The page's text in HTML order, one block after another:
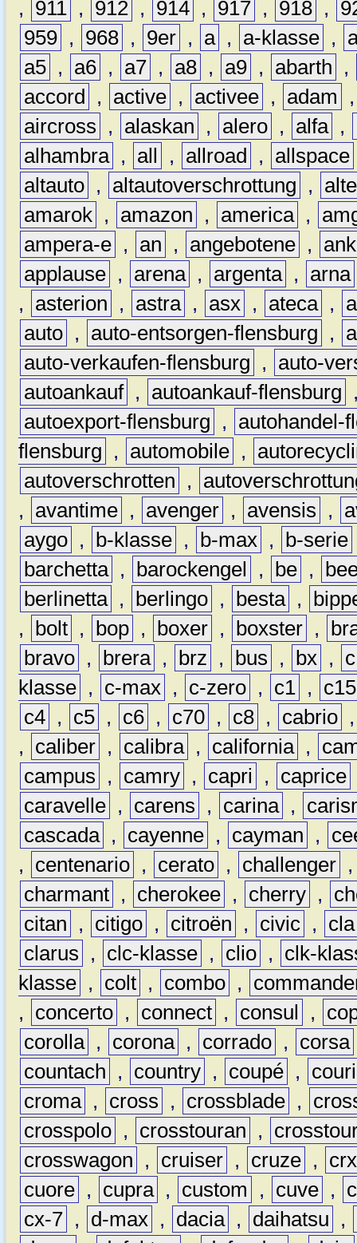
,
911 , 912 , 914 , 917 , 918 ,
959 , 968 , 9er , a , a-klasse ,
a5 , a6 , a7 , a8 , a9 , abarth
,
accord
, active , activee , adam
aircross
, alaskan , alero , alfa ,
alhambra , all , allroad , allspace
altauto , altautoverschrottung ,
amarok , amazon , america ,
ampera-e , an , angebotene ,
applause , arena , argenta , arna
,
asterion , astra , asx , ateca ,
auto , auto-entsorgen-flensburg ,
auto-verkaufen-flensburg
,
auto-
autoankauf , autoankauf-flensburg
autoexport-flensburg
,
autohandel-
flensburg
, automobile ,
autoverschrotten
,
,
avantime , avenger , avensis ,
aygo , b-klasse , b-max , b-serie
barchetta , barockengel , be ,
berlinetta , berlingo , besta ,
,
bolt , bop , boxer , boxster ,
bravo , brera , brz , bus , bx ,
c
klasse , c-max , c-zero , c1 ,
c15
c4 , c5 , c6 , c70 , c8 , cabrio
,
caliber , calibra , california ,
campus
, camry , capri , caprice
caravelle , carens , carina ,
cascada , cayenne , cayman ,
,
centenario , cerato , challenger
charmant , cherokee , cherry ,
citan
, citigo , citroën , civic ,
cla
clarus
, clc-klasse , clio ,
clk-
klasse , colt , combo ,
,
concerto , connect , consul ,
corolla , corona , corrado , corsa
countach
, country , coupé ,
croma , cross , crossblade ,
crosspolo , crosstouran ,
crosswagon
, cruiser , cruze ,
crx
cuore , cupra , custom , cuve ,
cx-7 , d-max , dacia , daihatsu
,